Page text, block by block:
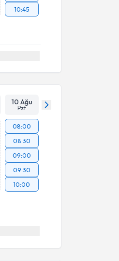
10:45
10 Ağu
Pzt
08:00
08:30
09:00
09:30
10:00